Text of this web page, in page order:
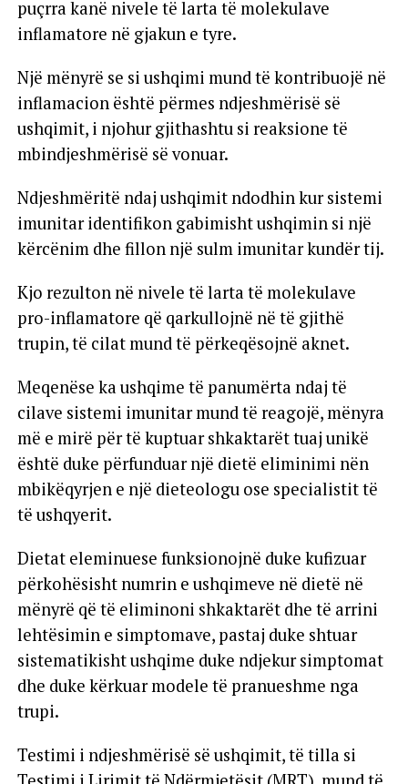
puçrra kanë nivele të larta të molekulave
inflamatore në gjakun e tyre.
Një mënyrë se si ushqimi mund të kontribuojë në
inflamacion është përmes ndjeshmërisë së
ushqimit, i njohur gjithashtu si reaksione të
mbindjeshmërisë së vonuar.
Ndjeshmëritë ndaj ushqimit ndodhin kur sistemi
imunitar identifikon gabimisht ushqimin si një
kërcënim dhe fillon një sulm imunitar kundër tij.
Kjo rezulton në nivele të larta të molekulave
pro-inflamatore që qarkullojnë në të gjithë
trupin, të cilat mund të përkeqësojnë aknet.
Meqenëse ka ushqime të panumërta ndaj të
cilave sistemi imunitar mund të reagojë, mënyra
më e mirë për të kuptuar shkaktarët tuaj unikë
është duke përfunduar një dietë eliminimi nën
mbikëqyrjen e një dieteologu ose specialistit të
të ushqyerit.
Dietat eleminuese funksionojnë duke kufizuar
përkohësisht numrin e ushqimeve në dietë në
mënyrë që të eliminoni shkaktarët dhe të arrini
lehtësimin e simptomave, pastaj duke shtuar
sistematikisht ushqime duke ndjekur simptomat
dhe duke kërkuar modele të pranueshme nga
trupi.
Testimi i ndjeshmërisë së ushqimit, të tilla si